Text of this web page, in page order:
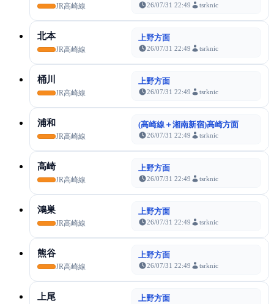
JR高崎線 26/07/31 22:49 tsrknic
北本
JR高崎線
上野方面
26/07/31 22:49 tsrknic
桶川
JR高崎線
上野方面
26/07/31 22:49 tsrknic
浦和
JR高崎線
(高崎線＋湘南新宿)高崎方面
26/07/31 22:49 tsrknic
高崎
JR高崎線
上野方面
26/07/31 22:49 tsrknic
鴻巣
JR高崎線
上野方面
26/07/31 22:49 tsrknic
熊谷
JR高崎線
上野方面
26/07/31 22:49 tsrknic
上尾 上野方面